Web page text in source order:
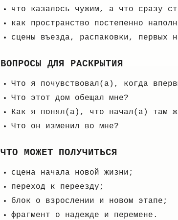
что казалось чужим, а что сразу
как пространство постепенно
сцены въезда, распаковки, первых
ВОПРОСЫ ДЛЯ РАСКРЫТИЯ
Что я почувствовал(а), когда
Что этот дом обещал мне?
Как я понял(а), что начал(а) там
Что он изменил во мне?
ЧТО МОЖЕТ ПОЛУЧИТЬСЯ
сцена начала новой жизни;
переход к переезду;
блок о взрослении и новом этапе;
фрагмент о надежде и перемене.